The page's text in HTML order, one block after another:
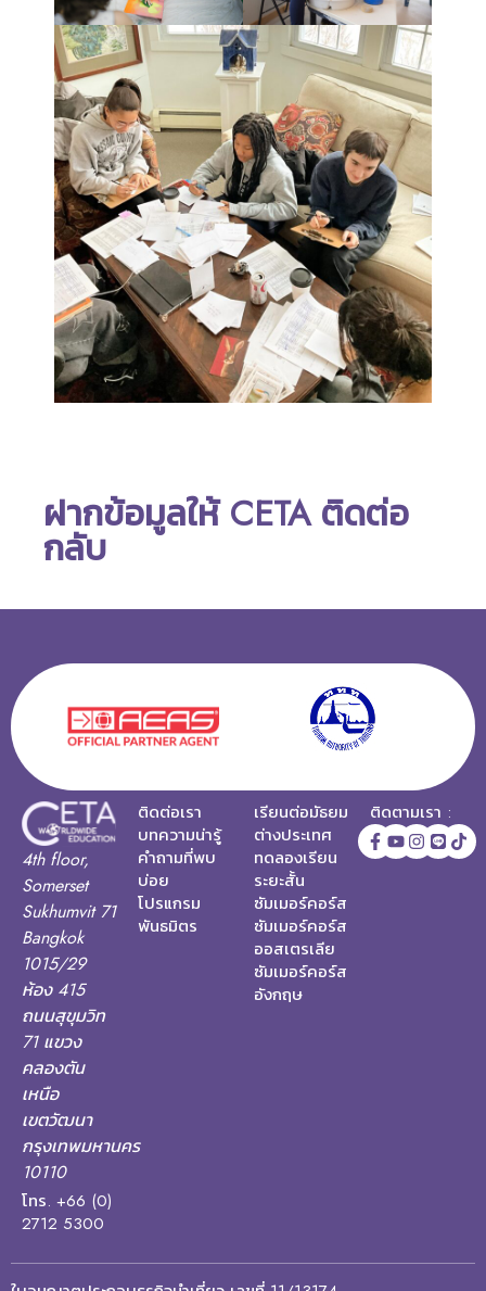
ฝากข้อมูลให้ CETA ติดต่อ
กลับ
4th floor,
Somerset
Sukhumvit 71
Bangkok
1015/29
ห้อง 415
ถนนสุขุมวิท
71 แขวง
คลองตัน
เหนือ
เขตวัฒนา
กรุงเทพมหานคร
10110
โทร. +66 (0)
2712 5300
ติดต่อเรา
บทความน่ารู้
คำถามที่พบ
บ่อย
โปรแกรม
พันธมิตร
เรียนต่อมัธยม
ต่างประเทศ
ทดลองเรียน
ระยะสั้น
ซัมเมอร์คอร์ส
ซัมเมอร์คอร์ส
ออสเตรเลีย
ซัมเมอร์คอร์ส
อังกฤษ
ติดตามเรา :